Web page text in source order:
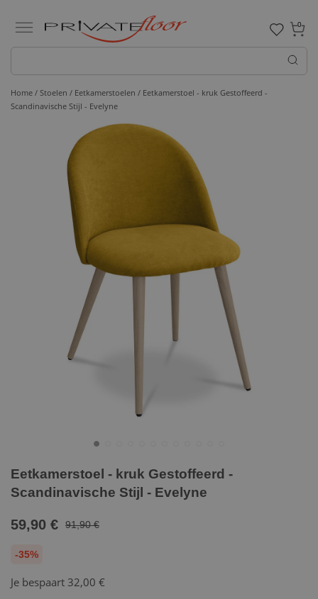
0
Home / Stoelen / Eetkamerstoelen / Eetkamerstoel - kruk Gestoffeerd -
Scandinavische Stijl - Evelyne
Eetkamerstoel - kruk Gestoffeerd -
Scandinavische Stijl - Evelyne
59,90 € 91,90 €
-35%
Je bespaart 32,00 €